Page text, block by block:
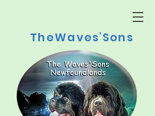
TheWaves'Sons